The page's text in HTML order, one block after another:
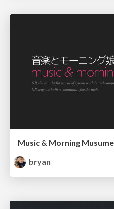
Music & Morning Musume
bryan